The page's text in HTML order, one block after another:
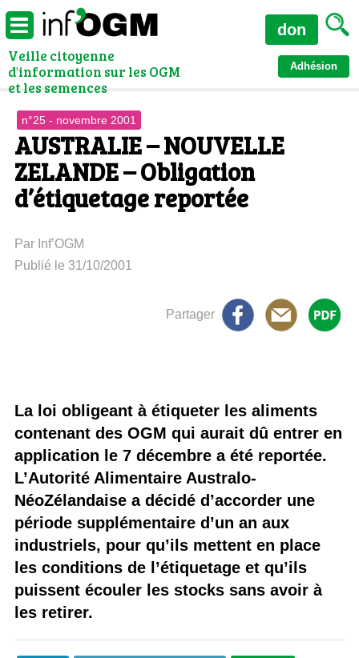
Veille citoyenne
d'information sur les OGM
et les semences
Adhésion
don
n°25 - novembre 2001
AUSTRALIE – NOUVELLE
ZELANDE – Obligation
d’étiquetage reportée
Par Inf’OGM
Publié le 31/10/2001
Partager
La loi obligeant à étiqueter les aliments
contenant des OGM qui aurait dû entrer en
application le 7 décembre a été reportée.
L’Autorité Alimentaire Australo-
NéoZélandaise a décidé d’accorder une
période supplémentaire d’un an aux
industriels, pour qu’ils mettent en place
les conditions de l’étiquetage et qu’ils
puissent écouler les stocks sans avoir à
les retirer.